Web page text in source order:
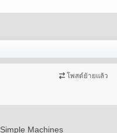
โพสต์ย้ายแล้ว
Simple Machines